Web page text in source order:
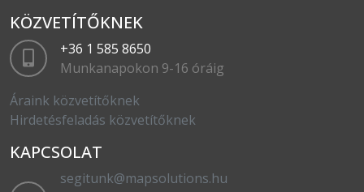
KÖZVETÍTŐKNEK
+36 1 585 8650
Munkanapokon 9-16 óráig
Áraink közvetítőknek
Hirdetésfeladás közvetítőknek
KAPCSOLAT
segitunk@mapsolutions.hu